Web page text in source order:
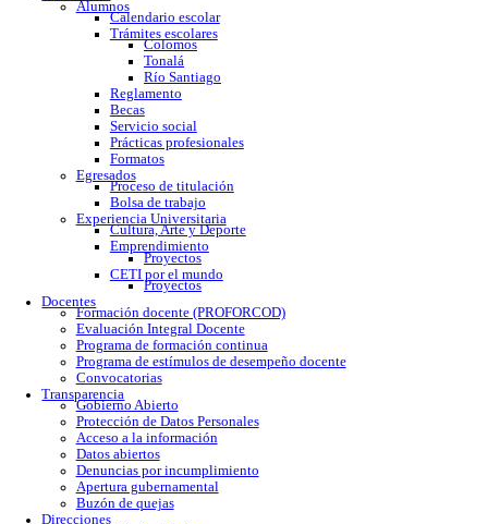
Río Santiago
Plantel Río Santiago
Galería
Desarrollo académico
GOE
Tutorías
Biblioteca
Escuela verde
Sistema de control escolar
Estudiantes
Alumnos
Calendario escolar
Trámites escolares
Colomos
Tonalá
Río Santiago
Reglamento
Becas
Servicio social
Prácticas profesionales
Egresados
Proceso de titulación
Bolsa de trabajo
Experiencia Universitaria
Cultura, Arte y Deporte
Emprendimiento